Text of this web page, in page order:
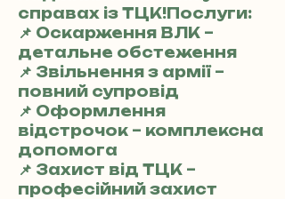
справах із ТЦК!Послуги:
📌 Оскарження ВЛК –
детальне обстеження
📌 Звільнення з армії –
повний супровід
📌 Оформлення
відстрочок – комплексна
допомога
📌 Захист від ТЦК –
професійний захист